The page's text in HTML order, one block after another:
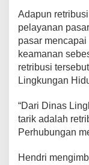
Adapun
pelayanan
pasar
keamanan
retribusi
Lingkungan
“Dari Dinas
tarik adalah
Perhubungan
Hendri